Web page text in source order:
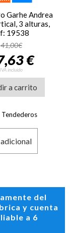
Garhe Andrea
3 alturas,
19538
41,00€
€
IVA incluido
a carrito
Tendederos
del
y cuenta
a 6